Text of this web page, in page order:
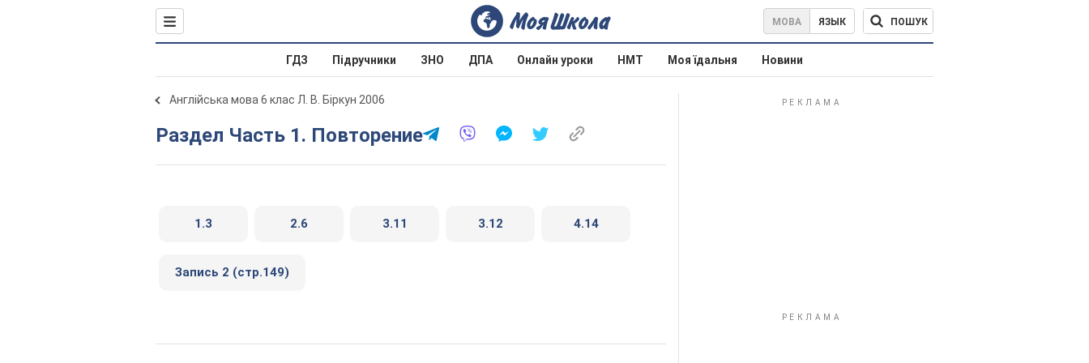
МОВА ЯЗЫК ПОШУК
ГДЗ Підручники ЗНО ДПА Онлайн уроки НМТ Моя їдальня Новини
Англійська мова 6 клас Л. В. Біркун 2006
Раздел Часть 1. Повторение
1.3 2.6 3.11 3.12 4.14
Запись 2 (стр.149)